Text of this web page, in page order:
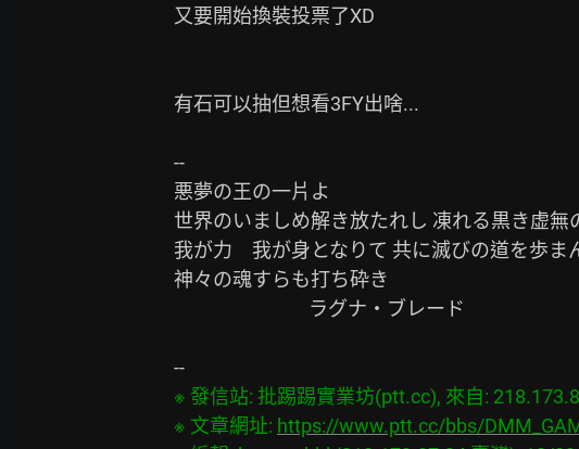
又要開始換裝投票了XD
有石可以抽但想看3FY出啥...
--
悪夢の王の一片よ
世界のいましめ解き放たれし 凍れる黒き虚無
我が力　我が身となりて 共に滅びの道を歩ま
神々の魂すらも打ち砕き
※ 發信站: 批踢踢實業坊(ptt.cc), 來自:
※ 文章網址: https://www.ptt.cc/bbs/